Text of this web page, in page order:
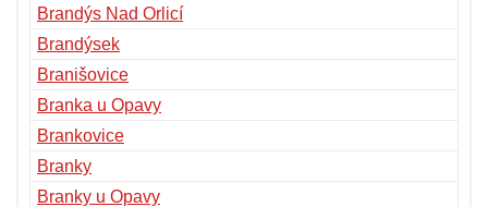
Brandýs Nad Orlicí
Brandýsek
Branišovice
Branka u Opavy
Brankovice
Branky
Branky u Opavy